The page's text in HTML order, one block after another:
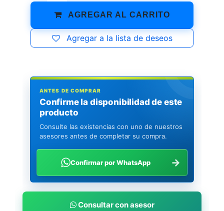
AGREGAR AL CARRITO
Agregar a la lista de deseos
ANTES DE COMPRAR
Confirme la disponibilidad de este
producto
Consulte las existencias con uno de nuestros
asesores antes de completar su compra.
Confirmar por WhatsApp →
Consultar con asesor